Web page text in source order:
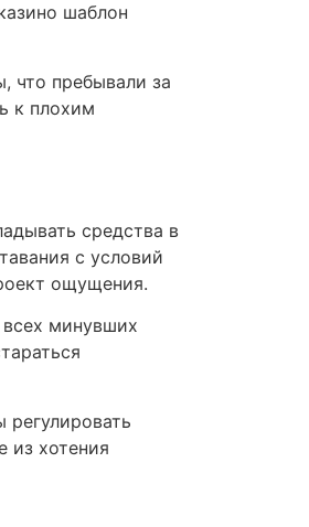
шаблон
что пребывали за
к плохим
средства в
с условий
ощущения.
минувших
из хотения